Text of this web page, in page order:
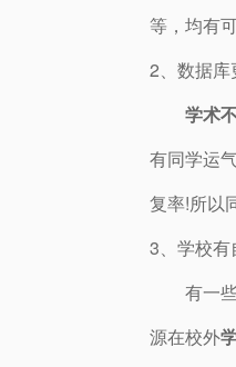
等，均有
2、数据库
学术
有同学运
复率!所以
3、学校有
有一
源在校外